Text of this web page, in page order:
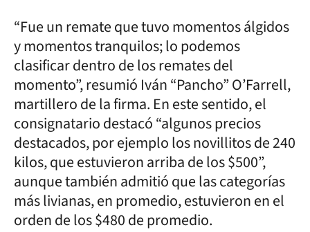
“Fue un remate que tuvo momentos álgidos
y momentos tranquilos; lo podemos
clasificar dentro de los remates del
momento”, resumió Iván “Pancho” O’Farrell,
martillero de la firma. En este sentido, el
consignatario destacó “algunos precios
destacados, por ejemplo los novillitos de 240
kilos, que estuvieron arriba de los $500”,
aunque también admitió que las categorías
más livianas, en promedio, estuvieron en el
orden de los $480 de promedio.